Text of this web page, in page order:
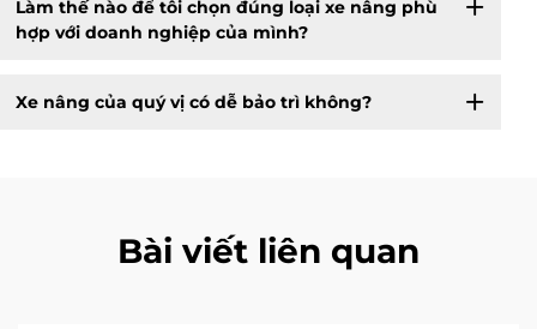
Làm thế nào để tôi chọn đúng loại xe nâng phù
hợp với doanh nghiệp của mình?
Xe nâng của quý vị có dễ bảo trì không?
Bài viết liên quan